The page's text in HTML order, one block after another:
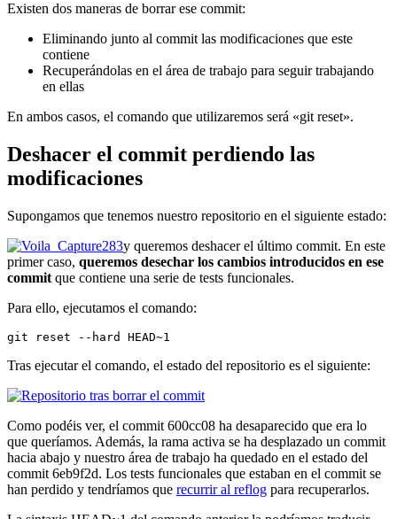
Existen dos maneras de borrar ese commit:
Eliminando junto al commit las modificaciones que este
contiene
Recuperándolas en el área de trabajo para seguir trabajando
en ellas
En ambos casos, el comando que utilizaremos será «git reset».
Deshacer el commit perdiendo las
modificaciones
Supongamos que tenemos nuestro repositorio en el siguiente estado:
y queremos deshacer el último commit. En este
primer caso, queremos desechar los cambios introducidos en ese
commit que contiene una serie de tests funcionales.
Para ello, ejecutamos el comando:
git reset --hard HEAD~1
Tras ejecutar el comando, el estado del repositorio es el siguiente:
Como podéis ver, el commit 600cc08 ha desaparecido que era lo
que queríamos. Además, la rama activa se ha desplazado un commit
hacia abajo y nuestro área de trabajo ha quedado en el estado del
commit 6eb9f2d. Los tests funcionales que estaban en el commit se
han perdido y tendríamos que recurrir al reflog para recuperarlos.